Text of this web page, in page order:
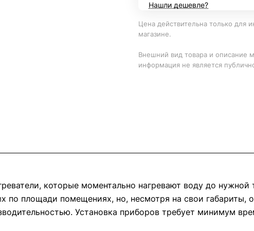
Нашли дешевле?
Цена действительна только для
магазине.
Внешний вид товара и описание
информация не является
которые моментально нагревают воду до
по площади помещениях, но, несмотря на свои
Установка приборов требует минимум